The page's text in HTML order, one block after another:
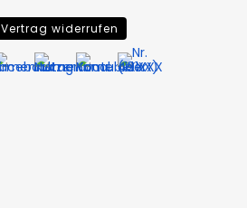
Vertrag widerrufen